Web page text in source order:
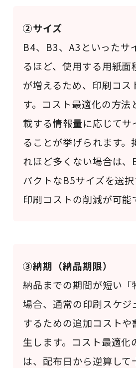
②サイズ
B4、B3、A3といったサ
るほど、使用する用紙面
が増えるため、印刷コス
す。コスト最適化の方法
載する情報量に応じてサ
ることが挙げられます。
れほど多くない場合は、
パクトなB5サイズを選択
印刷コストの削減が可能
③納期（納品期限）
納品までの期間が短い「
場合、通常の印刷スケジ
するための追加コストや
生します。コスト最適化
は、配布日から逆算して